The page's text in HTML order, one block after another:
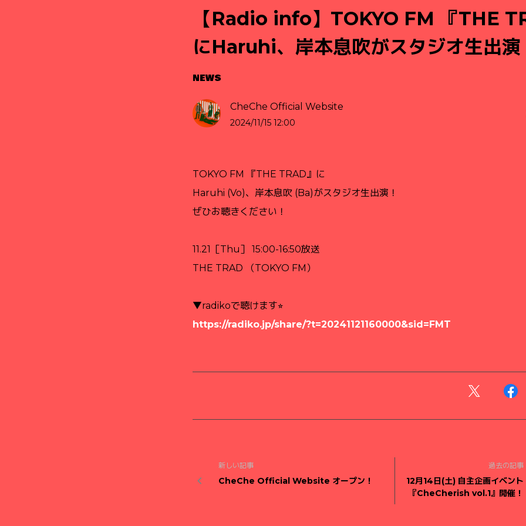
【Radio info】TOKYO FM 『THE
にHaruhi、岸本息吹がスタジオ生出演
NEWS
CheChe Official Website
2024/11/15 12:00
TOKYO FM 『THE TRAD』に
Haruhi (Vo)、岸本息吹 (Ba)がスタジオ生出演！
ぜひお聴きください！
11.21［Thu］ 15:00-16:50放送
THE TRAD （TOKYO FM）
▼radikoで聴けます⭐︎
https://radiko.jp/share/?t=20241121160000&sid=FMT
新しい記事
CheChe Official Website オープン！
過去の記事
12月14日(土) 自主企画イベント
『CheCherish vol.1』開催！